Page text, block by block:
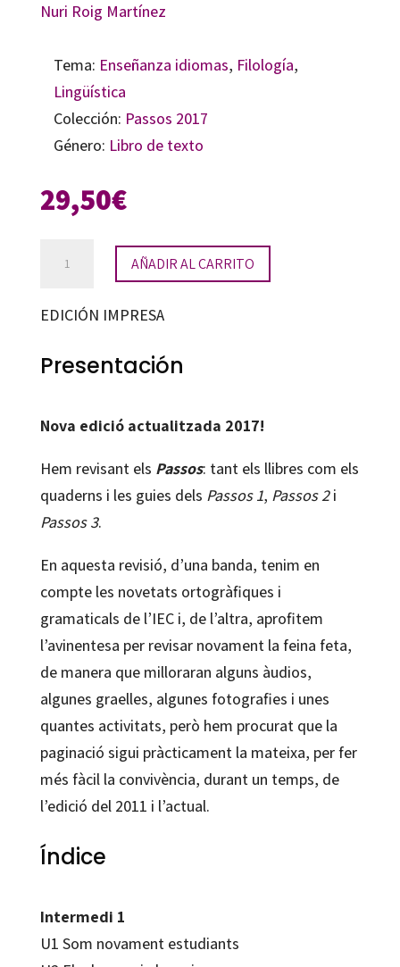
Nuri Roig Martínez
Tema: Enseñanza idiomas, Filología,
Lingüística
Colección: Passos 2017
Género: Libro de texto
29,50€
Llibre
classe.
AÑADIR AL CARRITO
EDICIÓN IMPRESA
Presentación
Nova edició actualitzada 2017!
Hem revisant els Passos: tant els llibres com els
quaderns i les guies dels Passos 1, Passos 2i
Passos 3.
En aquesta revisió, d’una banda, tenim en
compte les novetats ortogràfiques i
gramaticals de l’IEC i, de l’altra, aprofitem
l’avinentesa per revisar novament la feina feta,
de manera que milloraran alguns àudios,
algunes graelles, algunes fotografies i unes
quantes activitats, però hem procurat que la
paginació sigui pràcticament la mateixa, per fer
més fàcil la convivència, durant un temps, de
l’edició del 2011 i l’actual.
Índice
Intermedi 1
U1 Som novament estudiants